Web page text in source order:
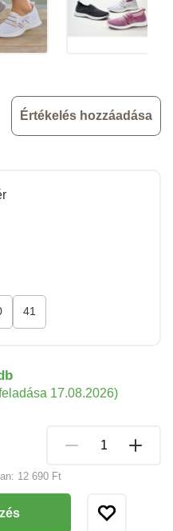
Értékelés hozzáadása
41
12 690 Ft
17.08.2026)